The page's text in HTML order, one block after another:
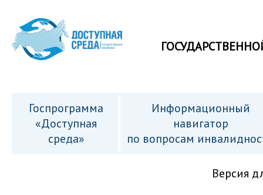
Госпрограмма
«Доступная
среда»
Информационный
навигатор
по вопросам
Версия